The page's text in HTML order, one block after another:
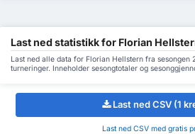
Last ned statistikk for Florian
Last ned alle data for Florian Hellstern fra
turneringer. Inneholder sesongtotaler og
Last ned CSV (1
Last ned CSV med gratis